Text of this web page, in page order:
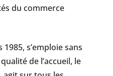
du commerce
s’emploie sans
de l’accueil, le